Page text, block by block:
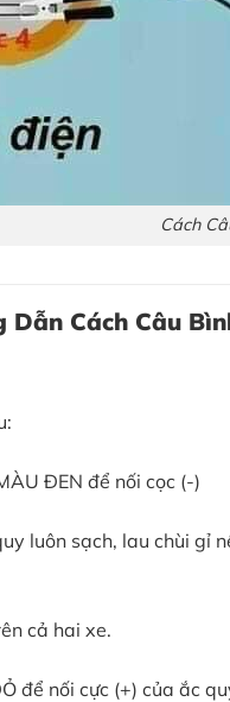
Cách
Dẫn Cách Câu
ĐEN để nối cọc (-)
luôn sạch, lau chùi gỉ
cả hai xe.
để nối cực (+) của ắc